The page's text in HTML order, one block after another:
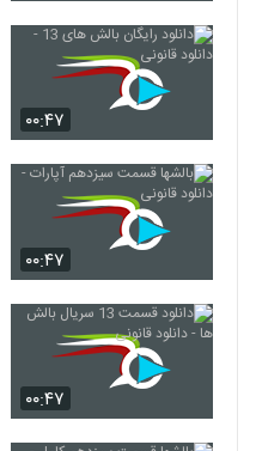
۰۰:۴۷
۰۰:۴۷
۰۰:۴۷